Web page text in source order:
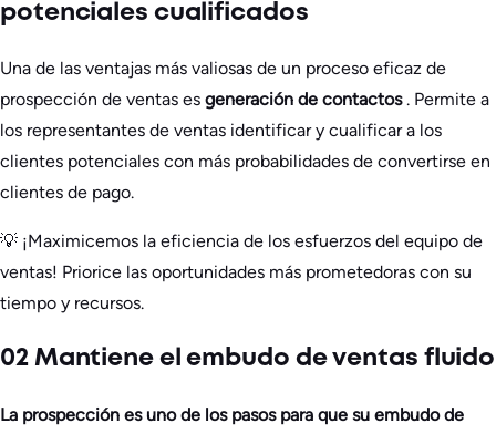
potenciales cualificados
Una de las ventajas más valiosas de un proceso eficaz de
prospección de ventas es generación de contactos. Permite a
los representantes de ventas identificar y cualificar a los
clientes potenciales con más probabilidades de convertirse en
clientes de pago.
💡 ¡Maximicemos la eficiencia de los esfuerzos del equipo de
ventas! Priorice las oportunidades más prometedoras con su
tiempo y recursos.
02 Mantiene el embudo de ventas fluido
La prospección es uno de los pasos para que su embudo de